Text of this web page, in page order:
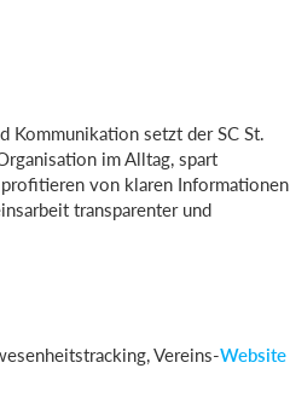
Kommunikation setzt der SC St.
im Alltag, spart
von klaren Informationen
transparenter und
Vereins-Website